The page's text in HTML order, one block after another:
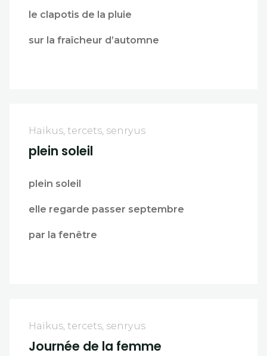
le clapotis de la pluie
sur la fraîcheur d’automne
Haïkus, tercets, senryus
plein soleil
plein soleil
elle regarde passer septembre
par la fenêtre
Haïkus, tercets, senryus
Journée de la femme